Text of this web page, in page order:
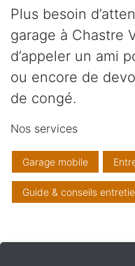
Plus besoin
garage à Chastre
d’appeler un ami
ou encore de
de congé.
Nos services
Garage mobile
Guide & conseils